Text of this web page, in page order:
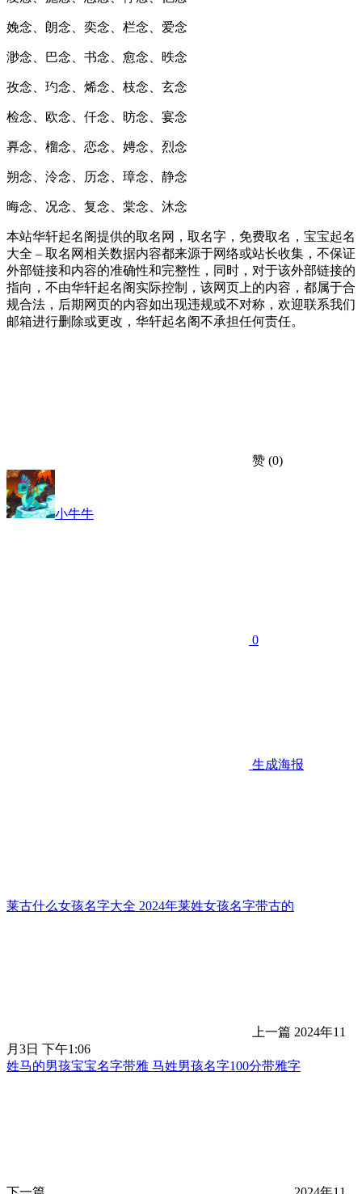
娩念、朗念、奕念、栏念、爱念
渺念、巴念、书念、愈念、昳念
孜念、玓念、烯念、枝念、玄念
检念、欧念、仟念、昉念、宴念
奡念、榴念、恋念、娉念、烈念
朔念、泠念、历念、璋念、静念
晦念、况念、复念、棠念、沐念
本站华轩起名阁提供的取名网，取名字，免费取名，宝宝起名
大全 – 取名网相关数据内容都来源于网络或站长收集，不保证
外部链接和内容的准确性和完整性，同时，对于该外部链接的
指向，不由华轩起名阁实际控制，该网页上的内容，都属于合
规合法，后期网页的内容如出现违规或不对称，欢迎联系我们
邮箱进行删除或更改，华轩起名阁不承担任何责任。
赞 (0)
小牛牛
0
生成海报
莱古什么女孩名字大全 2024年莱姓女孩名字带古的
上一篇 2024年11
月3日 下午1:06
姓马的男孩宝宝名字带雅 马姓男孩名字100分带雅字